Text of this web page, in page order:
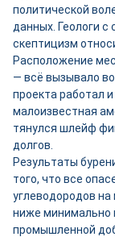
политической
данных. Геологи с
скептицизм
Расположение
— всё вызывало
проекта работал
малоизвестная
тянулся шлейф
долгов.
Результаты
того, что все
углеводородов
ниже минимально
промышленной